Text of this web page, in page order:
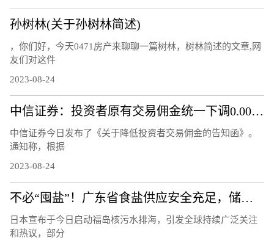
孙树林(关于孙树林简述)
，你们好，今天0471房产来聊聊一篇树林，树林简述的文章,网
友们对这件
2023-08-24
中信证券：投资者原有交易佣金统一下调0.00146%
中信证券今日发布了《关于降低投资者交易佣金的告知函》。
通知称，根据
2023-08-24
不必“囤盐”！广东省食盐供应安全充足，储备量达10.8万吨
日本宣布于今日启动福岛核污水排海，引发全球持续广泛关注
和热议，部分